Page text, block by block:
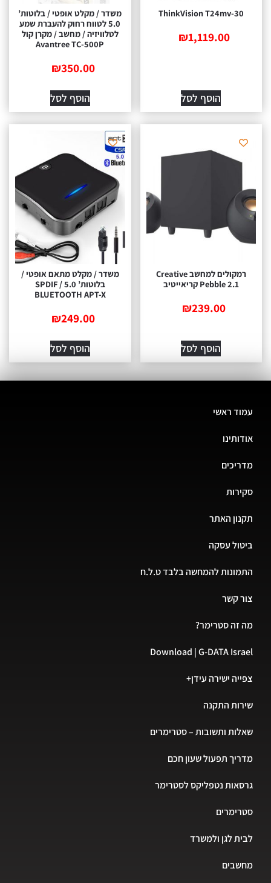
ThinkVision T24mv-30
₪1,119.00
הוסף לסל
משדר / מקלט אופטי / בלוטות’
5.0 לטווח רחוק להעברת שמע
לטלוויזיה / מחשב / מקרן קול
Avantree TC-500P
₪350.00
הוסף לסל
רמקולים למחשב Creative
Pebble 2.1 קריאייטיב
₪239.00
הוסף לסל
משדר / מקלט מתאם אופטי /
בלוטות’ 5.0 SPDIF /
BLUETOOTH APT-X
₪249.00
הוסף לסל
ראשי
האתר
עסקה
להמחשה בלבד ט.ל.ח
קשר
זה סטרימר?
Download | G-DATA
ישירה עידן+
התקנה
ותשובות – סטרימרים
תפעול שעון חכם
נטפליקס לסטרימר
לגן ולמשרד